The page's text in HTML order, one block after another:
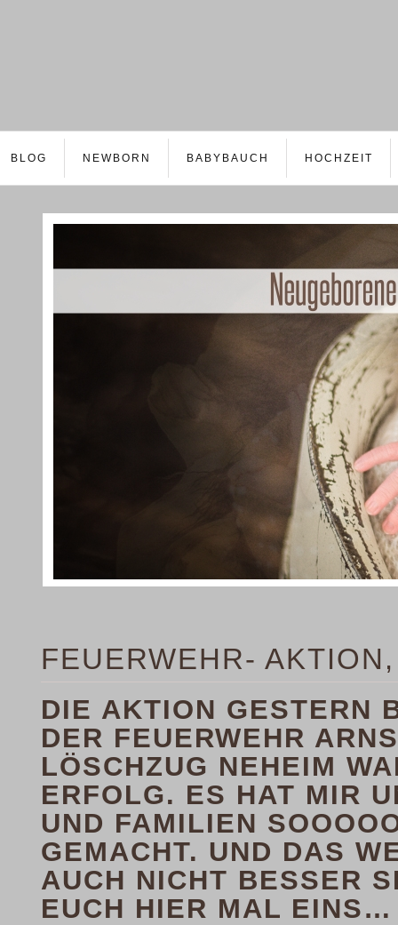
BLOG NEWBORN BABYBAUCH HOCHZEIT
FEUERWEHR-
DIE AKTION GESTERN
DER FEUERWEHR
LÖSCHZUG NEHEIM
ERFOLG. ES HAT MIR
UND FAMILIEN
GEMACHT. UND DAS
AUCH NICHT BESSER
EUCH HIER MAL EINS…